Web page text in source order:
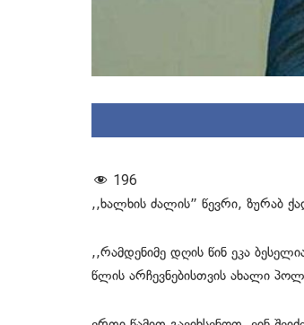
196
,,ხალხის ძალის” წევრი, ზურაბ
,,რამდენიმე დღის წინ ეკა
წლის არჩევნებისთვის ახალი